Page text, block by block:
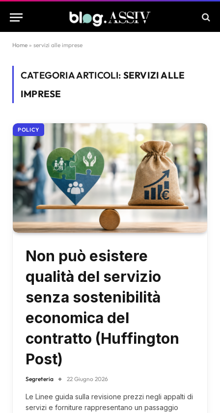
Home » servizi alle imprese
CATEGORIA ARTICOLI: SERVIZI ALLE
IMPRESE
POLICY
Non può esistere
qualità del servizio
senza sostenibilità
economica del
contratto (Huffington
Post)
Segreteria 22 Giugno 2026
Le Linee guida sulla revisione prezzi negli appalti di
servizi e forniture rappresentano un passaggio